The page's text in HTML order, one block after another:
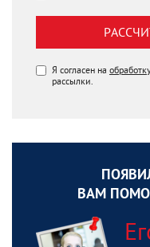
Я согласен на
рассылки.
ВАМ